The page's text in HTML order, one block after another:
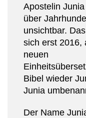
Apostelin
über
unsichtbar.
sich erst 2016,
neuen
Bibel wieder
Junia
Der Name